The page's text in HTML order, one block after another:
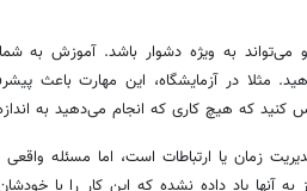
می‌تواند به ویژه دشوار باشد. آموزش به
مثلا در آزمایشگاه، این مهارت باعث
که هیچ کاری که انجام می‌دهید به
زمان یا ارتباطات است، اما مسئله
آنها یاد داده نشده که این کار را با